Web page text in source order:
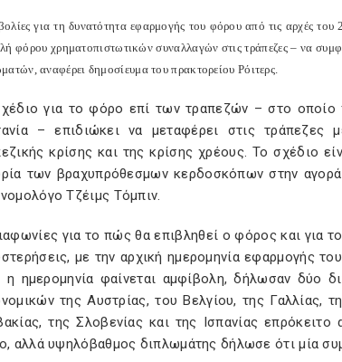
για τη δυνατότητα εφαρμογής του φόρου από τις αρχές
φόρου χρηματοπιστωτικών συναλλαγών στις τράπεζες – να
αναφέρει δημοσίευμα του πρακτορείου Ρόιτερς.
για το φόρο επί των τραπεζών – στο οποίο
– επιδιώκει να μεταφέρει στις τράπεζες
κρίσης και της κρίσης χρέους. Το σχέδιο
των βραχυπρόθεσμων κερδοσκόπων στην
Τζέιμς Τόμπιν.
για το πώς θα επιβληθεί ο φόρος και για
με την αρχική ημερομηνία εφαρμογής
η ημερομηνία φαίνεται αμφίβολη, δήλωσαν δύο
της Αυστρίας, του Βελγίου, της Γαλλίας,
της Σλοβενίας και της Ισπανίας
αλλά υψηλόβαθμος διπλωμάτης δήλωσε ότι μία